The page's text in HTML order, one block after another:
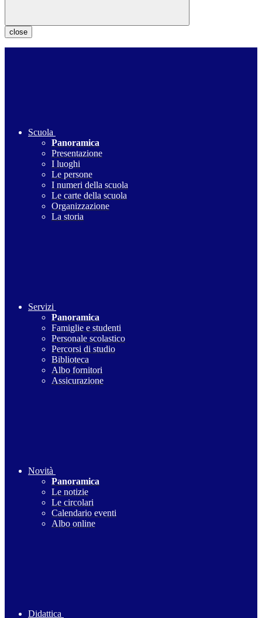
close
Scuola
Panoramica
Presentazione
I luoghi
Le persone
I numeri della scuola
Le carte della scuola
Organizzazione
La storia
Servizi
Panoramica
Famiglie e studenti
Personale scolastico
Percorsi di studio
Biblioteca
Albo fornitori
Assicurazione
Novità
Panoramica
Le notizie
Le circolari
Calendario eventi
Albo online
Didattica